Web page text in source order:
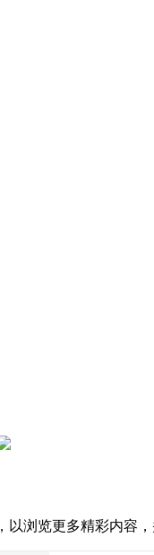
，以浏览更多精彩内容